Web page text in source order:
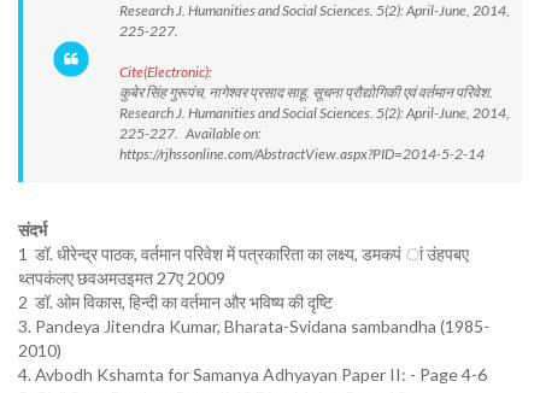
Research J. Humanities and Social Sciences. 5(2): April-June, 2014,
225-227.
Cite(Electronic):
कुबेर सिंह गुरूपंच, नागेश्वर प्रसाद साहू. सूचना प्रौद्योगिकी एवं वर्तमान परिवेश.
Research J. Humanities and Social Sciences. 5(2): April-June, 2014,
225-227. Available on:
https://rjhssonline.com/AbstractView.aspx?PID=2014-5-2-14
संदर्भ
1 डॉ. धीरेन्द्र पाठक, वर्तमान परिवेश में पत्रकारिता का लक्ष्य, डमकपं ां उंहपबए
थ्तपकंलए छवअमउइमत 27ए 2009
2 डॉ. ओम विकास, हिन्दी का वर्तमान और भविष्य की दृष्टि
3. Pandeya Jitendra Kumar, Bharata-Svidana sambandha (1985-
2010)
4. Avbodh Kshamta for Samanya Adhyayan Paper II: - Page 4-6